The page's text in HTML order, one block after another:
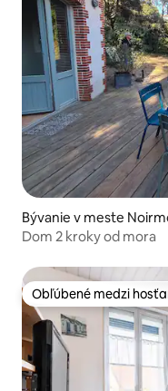
Bývanie v meste
Dom 2 kroky od mora
Obľúbené medzi
Obľúbené medzi